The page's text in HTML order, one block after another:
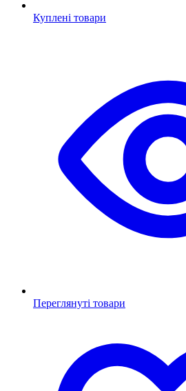
Куплені товари
Переглянуті товари